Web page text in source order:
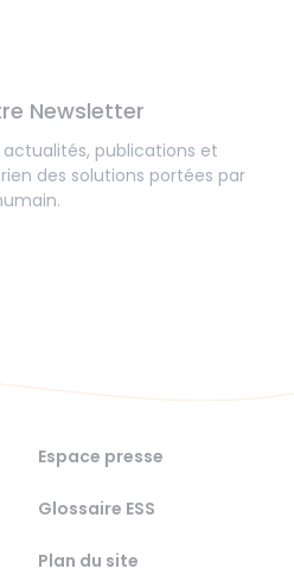
Newsletter
actualités, publications et
des solutions portées par
Espace presse
Glossaire ESS
Plan du site